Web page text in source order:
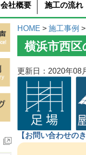
会社概要 施工の流れ
HOME > 施工事例
横浜市西
更新日：2020年08
【お問い合わせの